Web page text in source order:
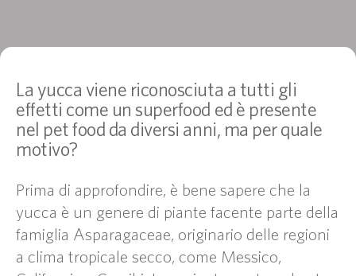
La yucca viene riconosciuta a tutti gli
effetti come un superfood ed è presente
nel pet food da diversi anni, ma per quale
motivo?
Prima di approfondire, è bene sapere che la
yucca è un genere di piante facente parte della
famiglia Asparagaceae, originario delle regioni
a clima tropicale secco, come Messico,